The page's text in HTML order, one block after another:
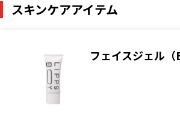
スキンケアアイテム
フェイスジェル